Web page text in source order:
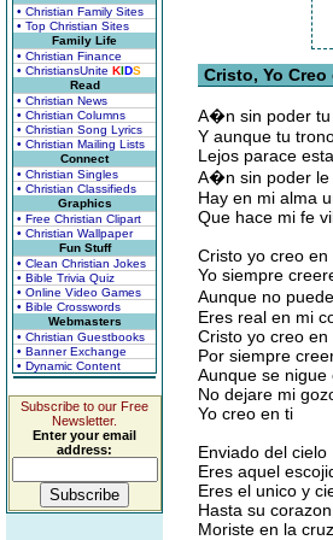
• Christian Family Sites
• Top Christian Sites
Family Life
• Christian Finance
• ChristiansUnite KIDS
Read
• Christian News
• Christian Columns
• Christian Song Lyrics
• Christian Mailing Lists
Connect
• Christian Singles
• Christian Classifieds
Graphics
• Free Christian Clipart
• Christian Wallpaper
Fun Stuff
• Clean Christian Jokes
• Bible Trivia Quiz
• Online Video Games
• Bible Crosswords
Webmasters
• Christian Guestbooks
• Banner Exchange
• Dynamic Content
Subscribe to our Free
Newsletter.
Enter your email
address:
Cristo, Yo
A�n sin poder tu
Y aunque tu
Lejos parace
A�n sin poder le
Hay en mi alma
Que hace mi fe
Cristo yo creo en
Yo siempre
Aunque no
Eres real en mi
Cristo yo creo en
Por siempre
Aunque se
No dejare mi
Yo creo en ti
Enviado del cielo
Eres aquel
Eres el unico y
Hasta su corazon
Moriste en la cruz